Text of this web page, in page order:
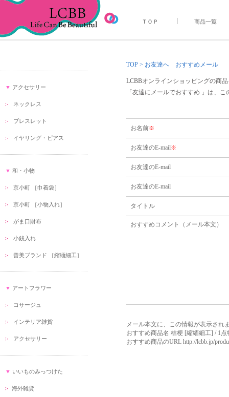
ＴＯＰ 商品一覧
▼ アクセサリー
ネックレス
ブレスレット
イヤリング・ピアス
▼ 和・小物
京小町 ［巾着袋］
京小町 ［小物入れ］
がま口財布
小銭入れ
善美ブランド ［縮緬細工］
▼ アートフラワー
コサージュ
インテリア雑貨
アクセサリー
▼ いいものみっつけた
海外雑貨
TOP > お友達へ おすすめメール
LCBBオンラインショッピングの商
「友達にメールでおすすめ 」は、
お名前※
お友達のE-mail※
お友達のE-mail
お友達のE-mail
タイトル
おすすめコメント（メール本文）
メール本文に、この情報が表示され
おすすめ商品名 桔梗 [縮緬細工] / 1点
おすすめ商品のURL http://lcbb.jp/